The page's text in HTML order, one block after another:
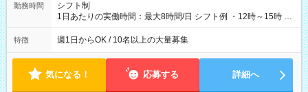
勤務時間
シフト制
1日あたりの実働時間：最大8時間/日 シフト例 ・12時～15時 入
社後、就業可能シフトをご確認の上、申請してください。
特徴 週1日からOK / 10名以上の大量募集
気になる！ 応募する 詳細へ